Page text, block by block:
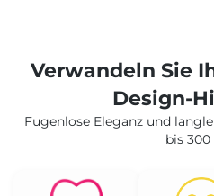
Verwandeln Sie
Design-
Fugenlose Eleganz und
bis